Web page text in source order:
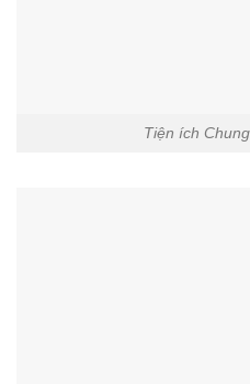
Tiện ích